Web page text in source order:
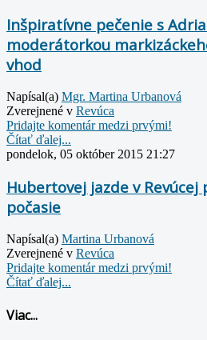
Inšpiratívne pečenie s
moderátorkou
vhod
Napísal(a) Mgr. Martina Urbanová
Zverejnené v Revúca
Pridajte komentár medzi prvými!
Čítať ďalej...
pondelok, 05 október 2015 21:27
Hubertovej jazde v Revúcej
počasie
Napísal(a) Martina Urbanová
Zverejnené v Revúca
Pridajte komentár medzi prvými!
Čítať ďalej...
Viac...